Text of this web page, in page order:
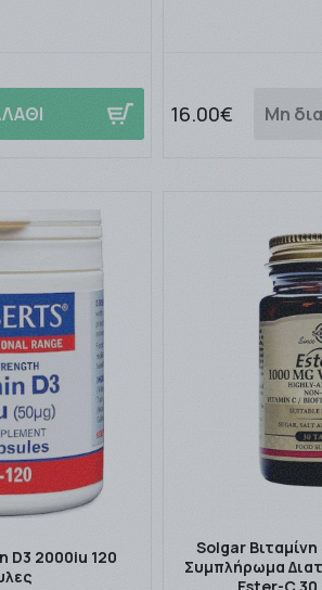
16.00€ Μη
D3 2000iu 120
Solgar
Συμπλήρωμα